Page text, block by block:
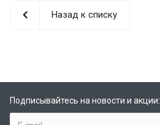
Назад к списку
Подписывайтесь на новости и акции: